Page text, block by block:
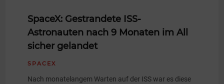
SpaceX: Gestrandete ISS-
Astronauten nach 9 Monaten im All
sicher gelandet
SPACEX
Nach monatelangem Warten auf der ISS war es diese